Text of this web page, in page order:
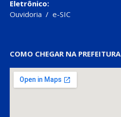
Eletrônico:
Ouvidoria / e-SIC
COMO CHEGAR NA PREFEITURA